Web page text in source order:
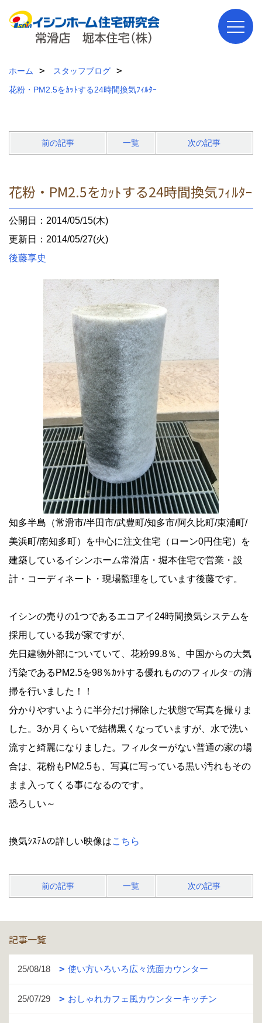
ホーム
スタッフブログ
花粉・PM2.5をｶｯﾄする24時間換気ﾌｨﾙﾀｰ
前の記事 一覧 次の記事
花粉・PM2.5をｶｯﾄする24時間換気ﾌｨﾙﾀｰ
公開日：2014/05/15(木)
更新日：2014/05/27(火)
後藤享史
知多半島（常滑市/半田市/武豊町/知多市/阿久比町/東浦町/
美浜町/南知多町）を中心に注文住宅（ローン0円住宅）を
建築しているイシンホーム常滑店・堀本住宅で営業・設
計・コーディネート・現場監理をしています後藤です。
イシンの売りの1つであるエコアイ24時間換気システムを
採用している我が家ですが、
先日建物外部についていて、花粉99.8％、中国からの大気
汚染であるPM2.5を98％ｶｯﾄする優れもののフィルタｰの清
掃を行いました！！
分かりやすいように半分だけ掃除した状態で写真を撮りま
した。3か月くらいで結構黒くなっていますが、水で洗い
流すと綺麗になりました。フィルターがない普通の家の場
合は、花粉もPM2.5も、写真に写っている黒い汚れもその
まま入ってくる事になるのです。
恐ろしい～
換気ｼｽﾃﾑの詳しい映像はこちら
前の記事 一覧 次の記事
記事一覧
25/08/18 使い方いろいろ広々洗面カウンター
25/07/29 おしゃれカフェ風カウンターキッチン